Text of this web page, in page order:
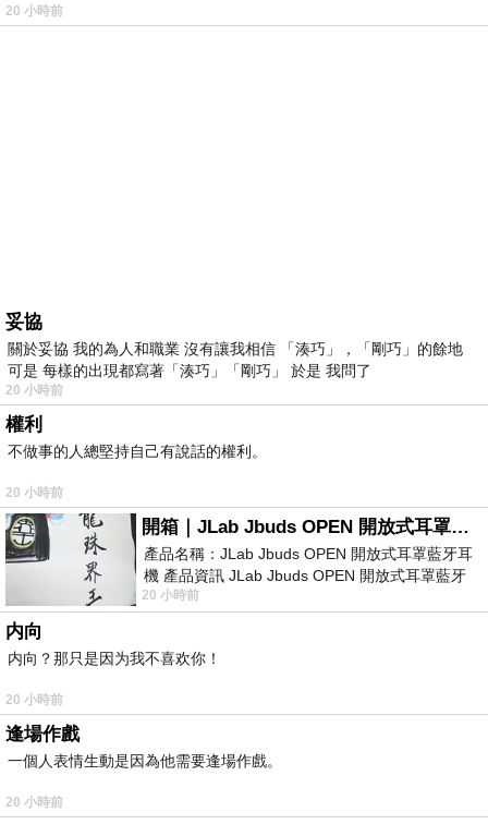
20 小時前
妥協
關於妥協 我的為人和職業 沒有讓我相信 「湊巧」，「剛巧」的餘地
可是 每樣的出現都寫著「湊巧」「剛巧」 於是 我問了
20 小時前
權利
不做事的人總堅持自己有說話的權利。
20 小時前
開箱｜JLab Jbuds OPEN 開放式耳罩藍牙耳機 - 設計美學，輕巧、透氣、環境音全物理達成！
產品名稱：JLab Jbuds OPEN 開放式耳罩藍牙耳
機 產品資訊 JLab Jbuds OPEN 開放式耳罩藍牙
耳機評語：非常有特色，值得喜愛美型工
20 小時前
内向
内向？那只是因为我不喜欢你！
20 小時前
逢場作戲
一個人表情生動是因為他需要逢場作戲。
20 小時前